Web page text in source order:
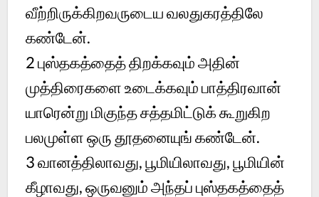
வீற்றிருக்கிறவருடைய வலதுகரத்திலே
கண்டேன்.
2புஸ்தகத்தைத் திறக்கவும் அதின்
முத்திரைகளை உடைக்கவும் பாத்திரவான்
யாரென்று மிகுந்த சத்தமிட்டுக் கூறுகிற
பலமுள்ள ஒரு தூதனையுங் கண்டேன்.
3வானத்திலாவது, பூமியிலாவது, பூமியின்
கீழாவது, ஒருவனும் அந்தப் புஸ்தகத்தைத்